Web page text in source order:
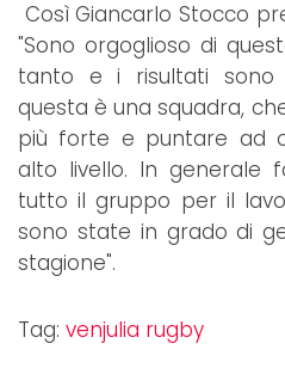
Così Giancarlo Stocco
"Sono orgoglioso di
tanto e i risultati sono
questa è una squadra,
più forte e puntare ad
alto livello. In generale
tutto il gruppo per il
sono state in grado di
stagione".
Tag: venjulia rugby